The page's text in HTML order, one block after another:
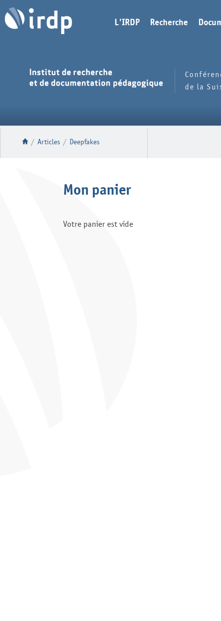
L'IRDP Recherche
de la
/ Articles / Deepfakes
Mon panier
Votre panier est vide